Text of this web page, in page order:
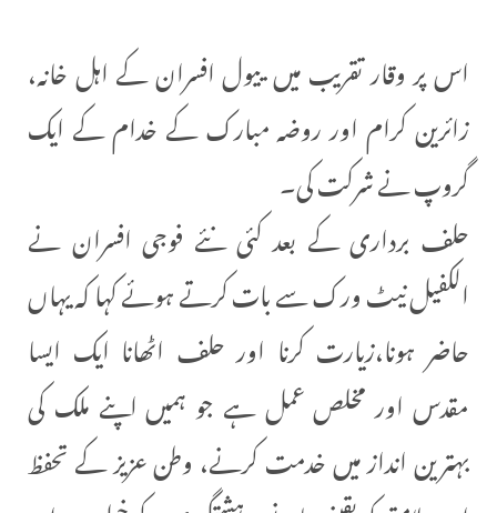
اس پر وقار تقریب میں ییول افسران کے اہل خانہ،
زائرین کرام اور روضہ مبارک کے خدام کے ایک
گروپ نے شرکت کی۔
حلف برداری کے بعد کئی نئے فوجی افسران نے
الکفیل نیٹ ورک سے بات کرتے ہوئے کہا کہ یہاں
حاضر ہونا،زیارت کرنا اور حلف اٹھانا ایک ایسا
مقدس اور مخلص عمل ہے جو ہمیں اپنے ملک کی
بہترین انداز میں خدمت کرنے، وطن عزیز کے تحفظ